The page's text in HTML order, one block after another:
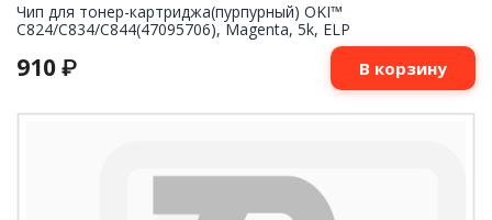
Чип для тонер-картриджа(пурпурный) OKI™
C824/C834/C844(47095706), Magenta, 5k, ELP
910 ₽ В корзину